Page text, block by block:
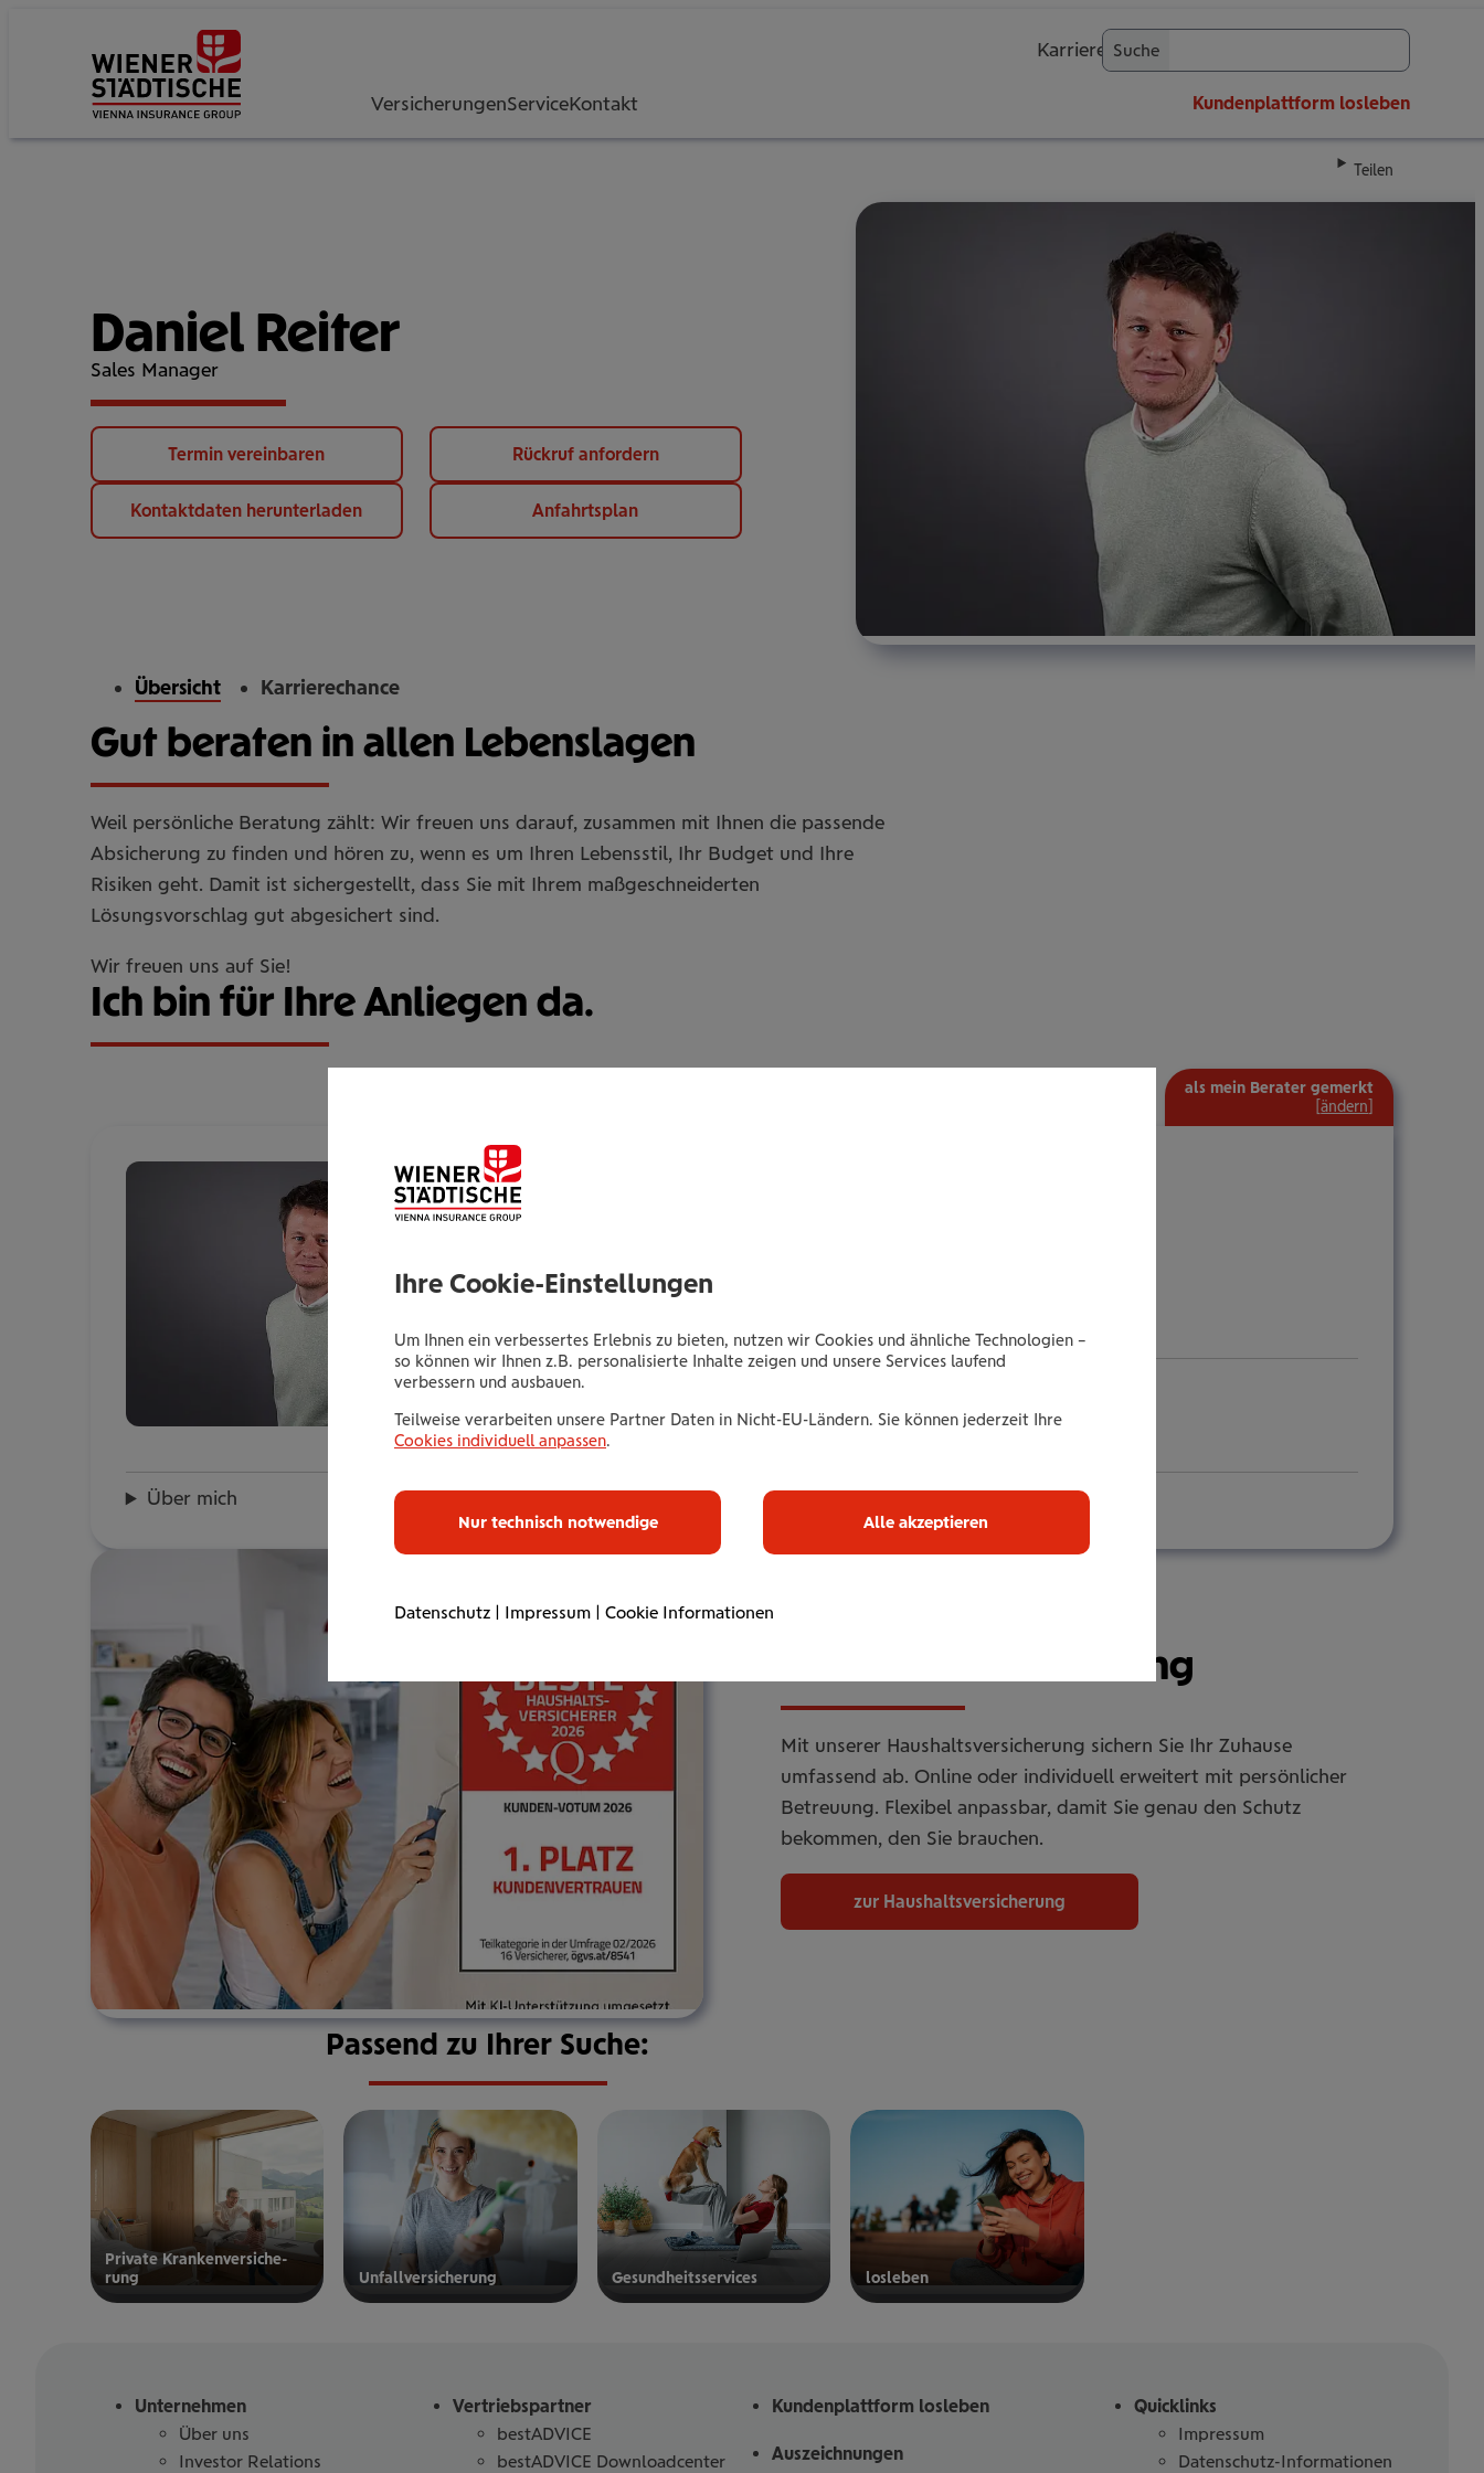
VersicherungenServiceKontakt
Karriere Suche
Kundenplattform losleben
Teilen
Daniel Reiter
Sales Manager
Termin vereinbaren Rückruf anfordern
Kontaktdaten herunterladen Anfahrtsplan
Übersicht Karrierechance
Gut beraten in allen Lebenslagen
Weil persönliche Beratung zählt: Wir freuen uns darauf, zusammen mit Ihnen die passende
Absicherung zu finden und hören zu, wenn es um Ihren Lebensstil, Ihr Budget und Ihre
Risiken geht. Damit ist sichergestellt, dass Sie mit Ihrem maßgeschneiderten
Lösungsvorschlag gut abgesichert sind.
Wir freuen uns auf Sie!
Ich bin für Ihre Anliegen da.
Hans Kappacherstraße 1,
Tel.:
Mobil:+436646013961614
E-Mail:
Über mich
als mein Berater gemerkt
[ändern
Haus­halts­ver­si­che­rung
Mit unserer Haushaltsversicherung sichern Sie Ihr Zuhause
umfassend ab. Online oder individuell erweitert mit persönlicher
Betreuung. Flexibel anpassbar, damit Sie genau den Schutz
bekommen, den Sie brauchen.
zur Haushaltsversicherung
Passend zu Ihrer Suche:
Private Kran­ken­­­ver­si­che­
rung
zur privaten
Unfall­ver­si­che­rung Gesund­heits­ser­vices los­le­ben
Unternehmen
Über uns
Investor Relations
Vertriebspartner
bestADVICE
bestADVICE Downloadcenter
Kundenplattform losleben
Auszeichnungen
Quicklinks
Impressum
Datenschutz-Informationen
Ihre Cookie-Einstellungen
Um Ihnen ein verbessertes Erlebnis zu bieten, nutzen wir Cookies und ähnliche Technologien –
so können wir Ihnen z.B. personalisierte Inhalte zeigen und unsere Services laufend
verbessern und ausbauen.
Teilweise verarbeiten unsere Partner Daten in Nicht-EU-Ländern. Sie können jederzeit Ihre
Cookies individuell anpassen.
Nur technisch notwendige Alle akzeptieren
Datenschutz | Impressum | Cookie Informationen